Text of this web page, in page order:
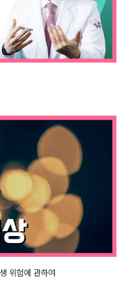
위험에 관하여